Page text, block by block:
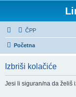
ČPP
Početna
Izbriši kolačiće
Jesi li siguran/na da želiš